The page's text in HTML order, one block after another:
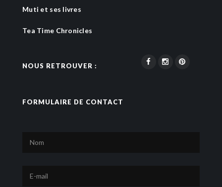
Muti et ses livres
Tea Time Chronicles
NOUS RETROUVER :
FORMULAIRE DE CONTACT